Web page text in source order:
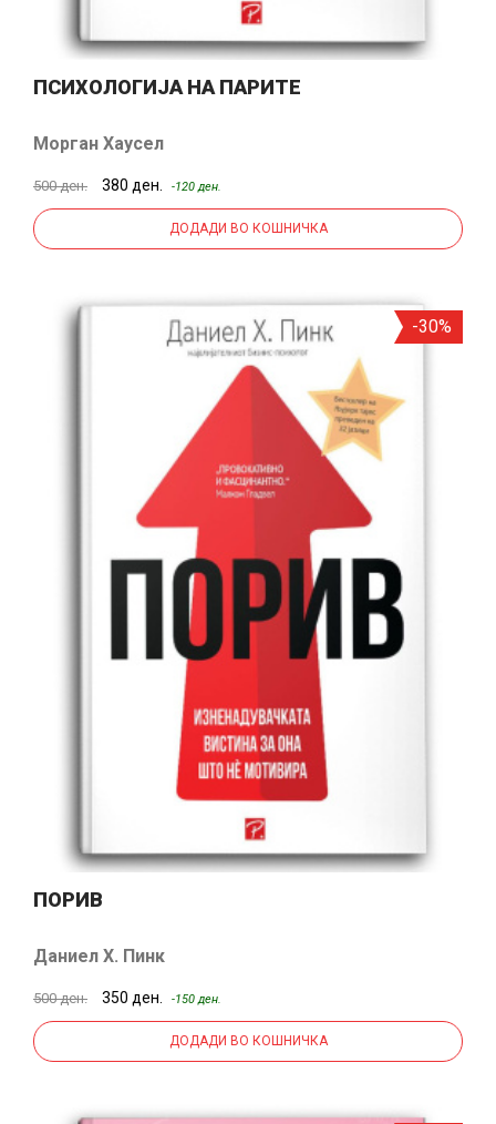
ПСИХОЛОГИЈА НА ПАРИТЕ
Морган Хаусел
500 ден. 380 ден. -120 ден.
ДОДАДИ ВО КОШНИЧКА
-30%
ПОРИВ
Даниел Х. Пинк
500 ден. 350 ден. -150 ден.
ДОДАДИ ВО КОШНИЧКА